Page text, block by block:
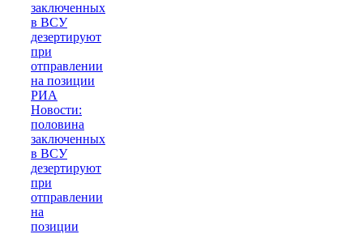
РИА
Новости:
половина
заключенных
в ВСУ
дезертируют
при
отправлении
на
позиции